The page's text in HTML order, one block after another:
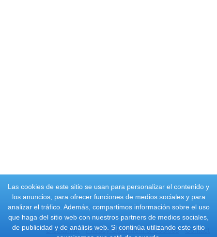
Las cookies de este sitio se usan para personalizar el contenido y
los anuncios, para ofrecer funciones de medios sociales y para
analizar el tráfico. Además, compartimos información sobre el uso
que haga del sitio web con nuestros partners de medios sociales,
de publicidad y de análisis web. Si continúa utilizando este sitio
Disclaimer Privacy Statement & Cookies Contact